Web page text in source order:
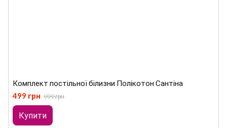
Комплект постільної білизни Полікотон Сантіна
499 грн 999 грн
Купити